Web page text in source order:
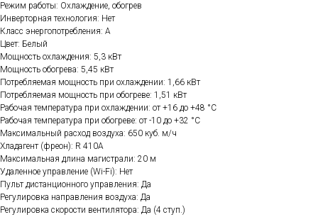
Режим работы: Охлаждение, обогрев
Инверторная технология: Нет
Класс энергопотребления: A
Цвет: Белый
Мощность охлаждения: 5,3 кВт
Мощность обогрева: 5,45 кВт
Потребляемая мощность при охлаждении: 1,66 кВт
Потребляемая мощность при обогреве: 1,51 кВт
Рабочая температура при охлаждении: от +16 до +48 °C
Рабочая температура при обогреве: от -10 до +32 °C
Максимальный расход воздуха: 650 куб. м/ч
Хладагент (фреон): R 410A
Максимальная длина магистрали: 20 м
Удаленное управление (Wi-Fi): Нет
Пульт дистанционного управления: Да
Регулировка направления воздуха: Да
Регулировка скорости вентилятора: Да (4 ступ.)